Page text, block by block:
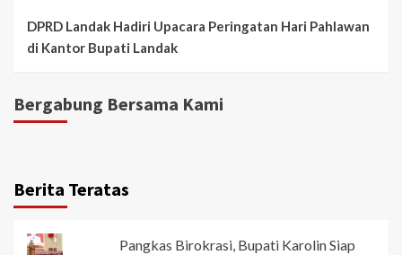
DPRD Landak Hadiri Upacara Peringatan Hari Pahlawan
di Kantor Bupati Landak
Bergabung Bersama Kami
Berita Teratas
Pangkas Birokrasi, Bupati Karolin Siap